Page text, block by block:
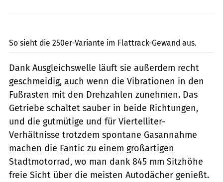
So sieht die 250er-Variante im Flattrack-Gewand aus.
Dank Ausgleichswelle läuft sie außerdem recht
geschmeidig, auch wenn die Vibrationen in den
Fußrasten mit den Drehzahlen zunehmen. Das
Getriebe schaltet sauber in beide Richtungen,
und die gutmütige und für Viertelliter-
Verhältnisse trotzdem spontane Gasannahme
machen die Fantic zu einem großartigen
Stadtmotorrad, wo man dank 845 mm Sitzhöhe
freie Sicht über die meisten Autodächer genießt.